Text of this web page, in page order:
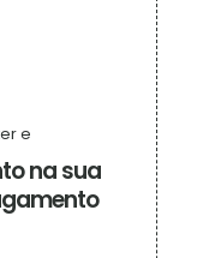
na sua
e